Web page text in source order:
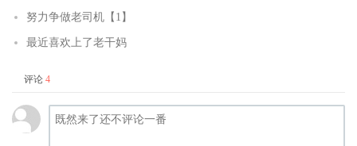
努力争做老司机【1】
最近喜欢上了老干妈
评论 4